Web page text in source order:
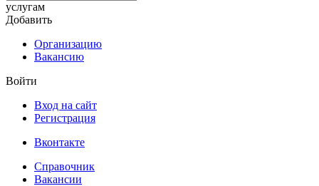
услугам
Добавить
Организацию
Вакансию
Войти
Вход на сайт
Регистрация
Вконтакте
Справочник
Вакансии